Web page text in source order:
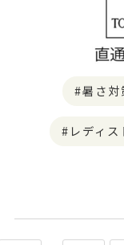
暑さ対
レディス